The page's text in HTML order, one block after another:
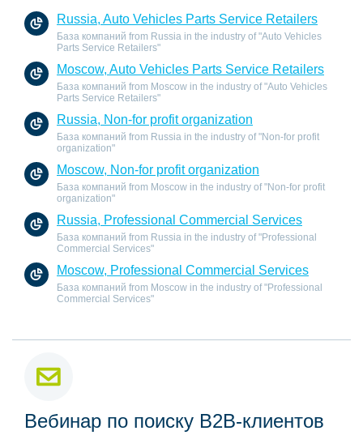
Russia, Auto Vehicles Parts Service Retailers
База компаний from Russia in the industry of "Auto Vehicles
Parts Service Retailers"
Moscow, Auto Vehicles Parts Service Retailers
База компаний from Moscow in the industry of "Auto Vehicles
Parts Service Retailers"
Russia, Non-for profit organization
База компаний from Russia in the industry of "Non-for profit
organization"
Moscow, Non-for profit organization
База компаний from Moscow in the industry of "Non-for profit
organization"
Russia, Professional Commercial Services
База компаний from Russia in the industry of "Professional
Commercial Services"
Moscow, Professional Commercial Services
База компаний from Moscow in the industry of "Professional
Commercial Services"
Вебинар по поиску B2B-клиентов